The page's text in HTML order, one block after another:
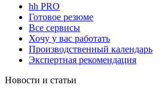
hh PRO
Готовое резюме
Все сервисы
Хочу у вас работать
Производственный календарь
Экспертная рекомендация
Новости и статьи